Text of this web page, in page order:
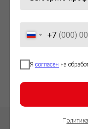
+7
Я согласен на
П